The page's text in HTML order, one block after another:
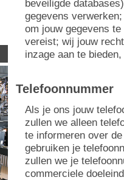
beveiligde
gegevens
om jouw gegevens
vereist; wij jouw
inzage aan te
Telefoonnummer
Als je ons jouw
zullen we alleen
te informeren over
gebruiken je
zullen we je
commerciele